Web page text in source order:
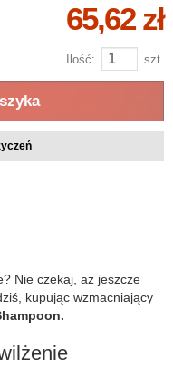
65,62 zł
Ilość: szt.
Nie czekaj, aż jeszcze
kupując wzmacniający